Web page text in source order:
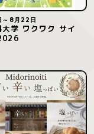
～8月22日
大学 ワクワク サイ